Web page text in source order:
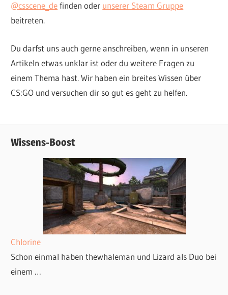
@csscene_definden oder unserer Steam Gruppe
beitreten.
Du darfst uns auch gerne anschreiben, wenn in unseren
Artikeln etwas unklar ist oder du weitere Fragen zu
einem Thema hast. Wir haben ein breites Wissen über
CS:GO und versuchen dir so gut es geht zu helfen.
Wissens-Boost
Chlorine
Schon einmal haben thewhaleman und Lizard als Duo bei
einem …